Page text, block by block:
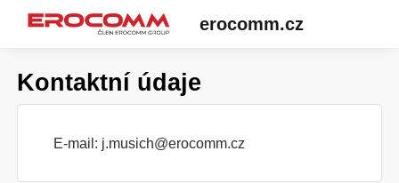
erocomm.cz
Kontaktní údaje
E-mail: j.musich@erocomm.cz